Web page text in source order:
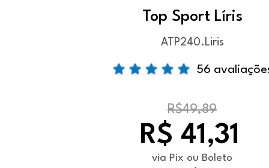
Top Sport Líris
ATP240.Liris
56
R$49,89
R$ 41,31
via Pix ou Boleto